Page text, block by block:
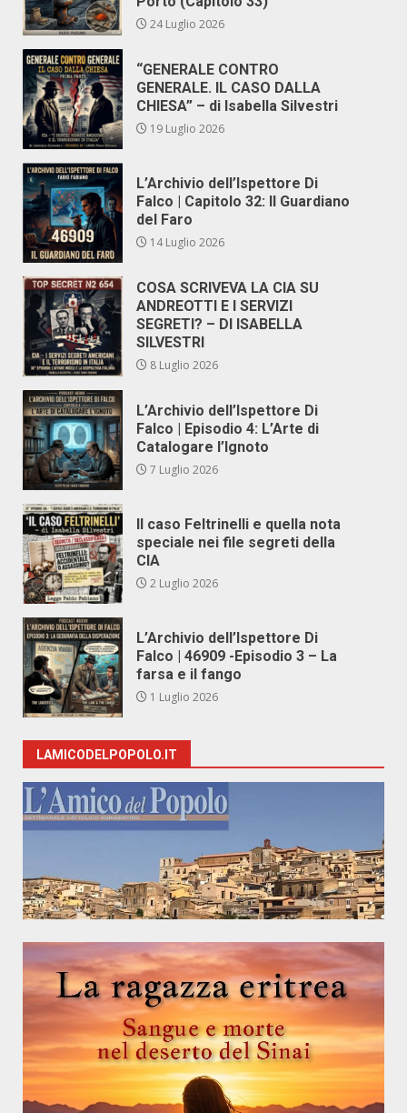
24 Luglio 2026
“GENERALE CONTRO
GENERALE. IL CASO DALLA
CHIESA” – di Isabella Silvestri
19 Luglio 2026
L’Archivio dell’Ispettore Di
Falco | Capitolo 32: Il Guardiano
del Faro
14 Luglio 2026
COSA SCRIVEVA LA CIA SU
ANDREOTTI E I SERVIZI
SEGRETI? – DI ISABELLA
SILVESTRI
8 Luglio 2026
L’Archivio dell’Ispettore Di
Falco | Episodio 4: L’Arte di
Catalogare l’Ignoto
7 Luglio 2026
Il caso Feltrinelli e quella nota
speciale nei file segreti della
CIA
2 Luglio 2026
L’Archivio dell’Ispettore Di
Falco | 46909 -Episodio 3 – La
farsa e il fango
1 Luglio 2026
LAMICODELPOPOLO.IT